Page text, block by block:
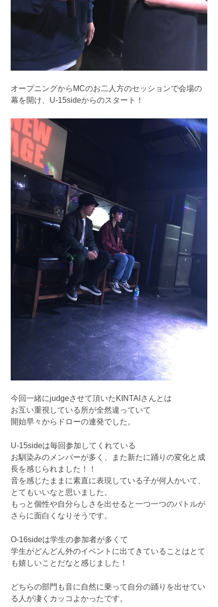
オープニングからMCのお二人方のセッションで会場の
幕を開け、U-15sideからのスタート！
今回一緒にjudgeさせて頂いたKINTAIさんとは
お互い重視している所が全然違っていて
開始早々からドローの連発でした。
U-15sideは毎回参加してくれている
お馴染みのメンバーが多く、また新たに踊りの変化と成
長を感じられました！！
音を感じたままに素直に表現している子が何人かいて、
とてもいいなと思いました。
もっと個性や自分らしさを出せると一つ一つのバトルが
さらに面白くなりそうです。
O-16sideは学生の参加者が多くて
学生がどんどん外のイベントに出てきていることはとて
も嬉しいことだなと感じました！
どちらの部門も音に自然に乗って自分の踊りを出せてい
る人が凄くカッコよかったです。